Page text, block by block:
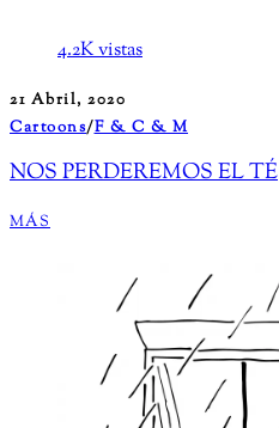
4.2K vistas
21 Abril, 2020
Cartoons/F & C & M
NOS PERDEREMOS EL TÉ
MÁS